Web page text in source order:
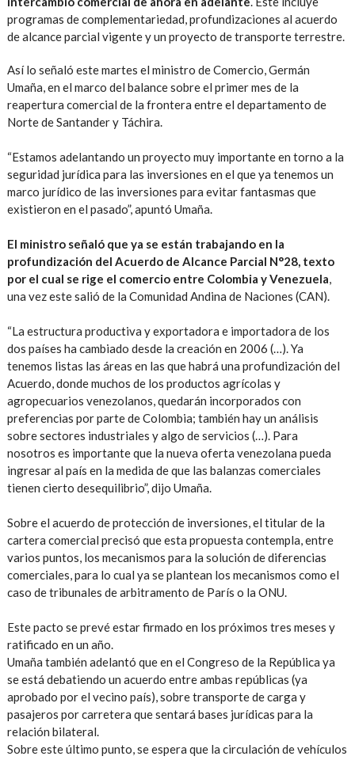
programas de complementariedad, profundizaciones al acuerdo
de alcance parcial vigente y un proyecto de transporte terrestre.
Así lo señaló este martes el ministro de Comercio, Germán
Umaña, en el marco del balance sobre el primer mes de la
reapertura comercial de la frontera entre el departamento de
Norte de Santander y Táchira.
“Estamos adelantando un proyecto muy importante en torno a la
seguridad jurídica para las inversiones en el que ya tenemos un
marco jurídico de las inversiones para evitar fantasmas que
existieron en el pasado”, apuntó Umaña.
El ministro señaló que ya se están trabajando en la
profundización del Acuerdo de Alcance Parcial N°28, texto
por el cual se rige el comercio entre Colombia y Venezuela,
una vez este salió de la Comunidad Andina de Naciones (CAN).
“La estructura productiva y exportadora e importadora de los
dos países ha cambiado desde la creación en 2006 (…). Ya
tenemos listas las áreas en las que habrá una profundización del
Acuerdo, donde muchos de los productos agrícolas y
agropecuarios venezolanos, quedarán incorporados con
preferencias por parte de Colombia; también hay un análisis
sobre sectores industriales y algo de servicios (…). Para
nosotros es importante que la nueva oferta venezolana pueda
ingresar al país en la medida de que las balanzas comerciales
tienen cierto desequilibrio”, dijo Umaña.
Sobre el acuerdo de protección de inversiones, el titular de la
cartera comercial precisó que esta propuesta contempla, entre
varios puntos, los mecanismos para la solución de diferencias
comerciales, para lo cual ya se plantean los mecanismos como el
caso de tribunales de arbitramento de París o la ONU.
Este pacto se prevé estar firmado en los próximos tres meses y
ratificado en un año.
Umaña también adelantó que en el Congreso de la República ya
se está debatiendo un acuerdo entre ambas repúblicas (ya
aprobado por el vecino país), sobre transporte de carga y
pasajeros por carretera que sentará bases jurídicas para la
relación bilateral.
Sobre este último punto, se espera que la circulación de vehículos